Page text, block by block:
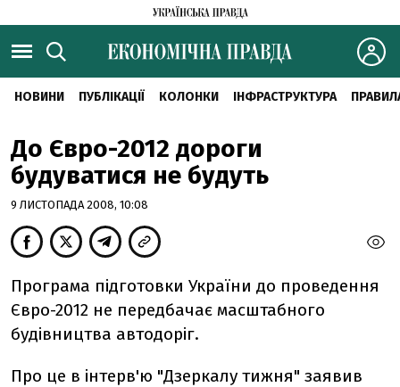
НОВИНИ ПУБЛІКАЦІЇ КОЛОНКИ ІНФРАСТРУКТУРА
До Євро-2012 дороги
будуватися не будуть
9 ЛИСТОПАДА 2008, 10:08
Програма підготовки України до проведення
Євро-2012 не передбачає масштабного
будівництва автодоріг.
Про це в інтерв'ю "Дзеркалу тижня" заявив